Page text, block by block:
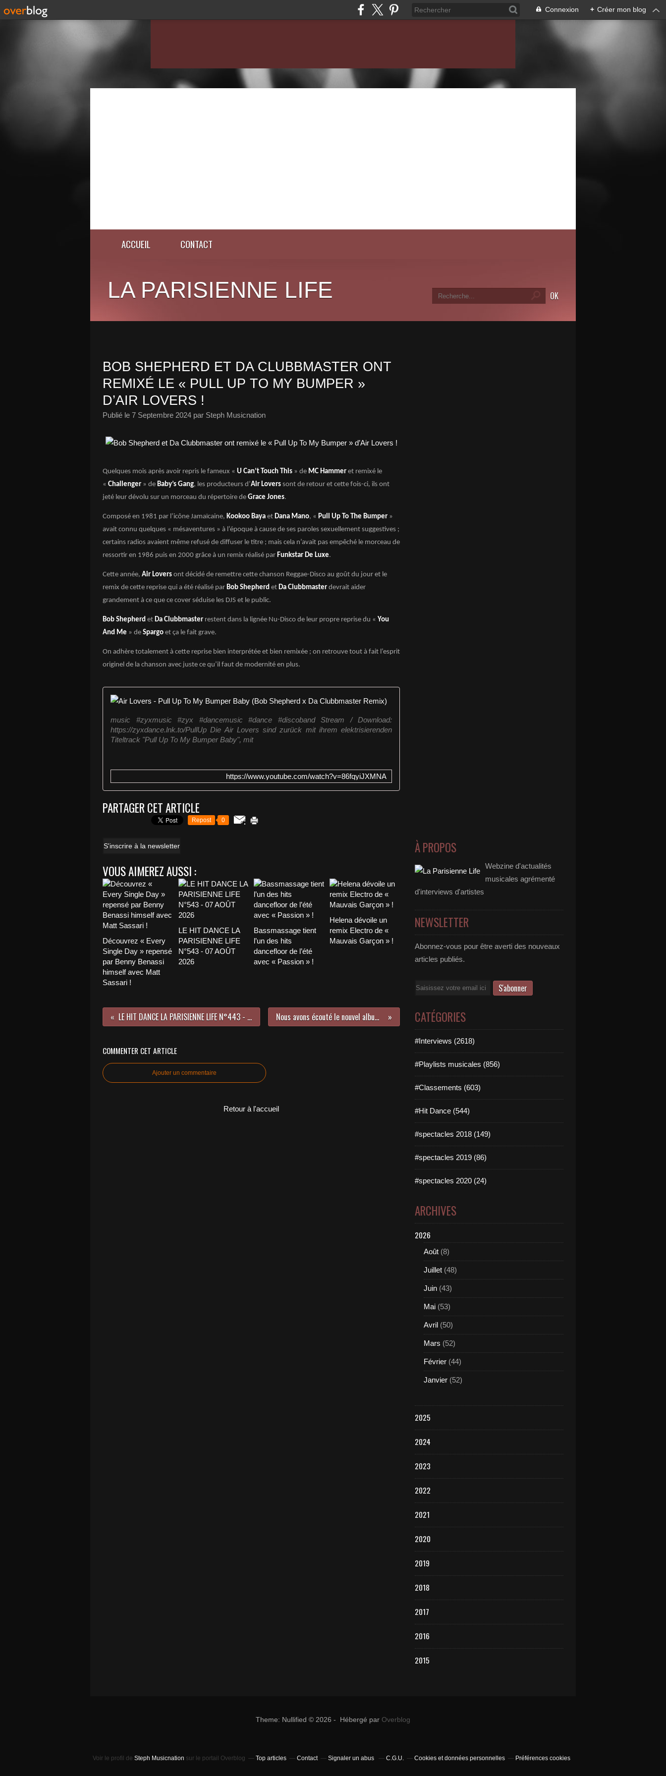
Connexion + Créer mon blog
ACCUEIL CONTACT
LA PARISIENNE LIFE
BOB SHEPHERD ET DA CLUBBMASTER ONT
REMIXÉ LE « PULL UP TO MY BUMPER »
D’AIR LOVERS !
Publié le 7 Septembre 2024 par Steph Musicnation
Quelques mois après avoir repris le fameux « U Can’t Touch This » de MC Hammer et remixé le
« Challenger » de Baby’s Gang, les producteurs d’Air Lovers sont de retour et cette fois-ci, ils ont
jeté leur dévolu sur un morceau du répertoire de Grace Jones.
Composé en 1981 par l’icône Jamaïcaine, Kookoo Baya et Dana Mano, « Pull Up To The Bumper »
avait connu quelques « mésaventures » à l’époque à cause de ses paroles sexuellement suggestives ;
certains radios avaient même refusé de diffuser le titre ; mais cela n’avait pas empêché le morceau de
ressortir en 1986 puis en 2000 grâce à un remix réalisé par Funkstar De Luxe.
Cette année, Air Lovers ont décidé de remettre cette chanson Reggae-Disco au goût du jour et le
remix de cette reprise qui a été réalisé par Bob Shepherd et Da Clubbmaster devrait aider
grandement à ce que ce cover séduise les DJS et le public.
Bob Shepherd et Da Clubbmaster restent dans la lignée Nu-Disco de leur propre reprise du « You
And Me » de Spargo et ça le fait grave.
On adhère totalement à cette reprise bien interprétée et bien remixée ; on retrouve tout à fait l’esprit
originel de la chanson avec juste ce qu’il faut de modernité en plus.
music #zyxmusic #zyx #dancemusic #dance #discoband Stream / Download:
https://zyxdance.lnk.to/PullUp Die Air Lovers sind zurück mit ihrem elektrisierenden
Titeltrack "Pull Up To My Bumper Baby", mit
https://www.youtube.com/watch?v=86fqyiJXMNA
PARTAGER CET ARTICLE
Repost 0
S'inscrire à la newsletter
VOUS AIMEREZ AUSSI :
Découvrez « Every
Single Day » repensé
par Benny Benassi
himself avec Matt
Sassari !
LE HIT DANCE LA
PARISIENNE LIFE
N°543 - 07 AOÛT
2026
Bassmassage tient
l’un des hits
dancefloor de l’été
avec « Passion » !
Helena dévoile un
remix Electro de «
Mauvais Garçon » !
LE HIT DANCE LA PARISIENNE LIFE N°443 - 06 SEPTEMBRE 2024 Nous avons écouté le nouvel album de Paris Hilton !
COMMENTER CET ARTICLE
Ajouter un commentaire
Retour à l'accueil
À PROPOS
Webzine d'actualités
musicales agrémenté
d'interviews d'artistes
NEWSLETTER
Abonnez-vous pour être averti des nouveaux
articles publiés.
Email
CATÉGORIES
#Interviews (2618)
#Playlists musicales (856)
#Classements (603)
#Hit Dance (544)
#spectacles 2018 (149)
#spectacles 2019 (86)
#spectacles 2020 (24)
ARCHIVES
2026
Août (8)
Juillet (48)
Juin (43)
Mai (53)
Avril (50)
Mars (52)
Février (44)
Janvier (52)
2025
2024
2023
2022
2021
2020
2019
2018
2017
2016
2015
Theme: Nullified © 2026 - Hébergé par Overblog
Voir le profil de Steph Musicnation sur le portail Overblog Top articles Contact Signaler un abus C.G.U. Cookies et données personnelles Préférences cookies